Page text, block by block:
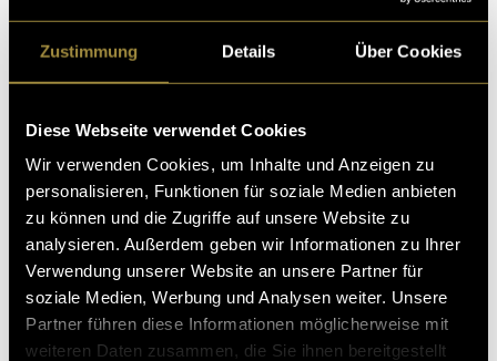
Zustimmung Details Über Cookies
Diese Webseite verwendet Cookies
Wir verwenden Cookies, um Inhalte und Anzeigen zu
personalisieren, Funktionen für soziale Medien anbieten
zu können und die Zugriffe auf unsere Website zu
analysieren. Außerdem geben wir Informationen zu Ihrer
Verwendung unserer Website an unsere Partner für
soziale Medien, Werbung und Analysen weiter. Unsere
Partner führen diese Informationen möglicherweise mit
weiteren Daten zusammen, die Sie ihnen bereitgestellt